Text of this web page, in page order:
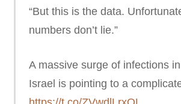
“But this is the data.
numbers don’t lie.”
A massive surge of infections
Israel is pointing to a